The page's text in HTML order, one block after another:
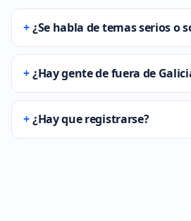
¿Se habla de temas serios o
¿Hay gente de fuera de
¿Hay que registrarse?